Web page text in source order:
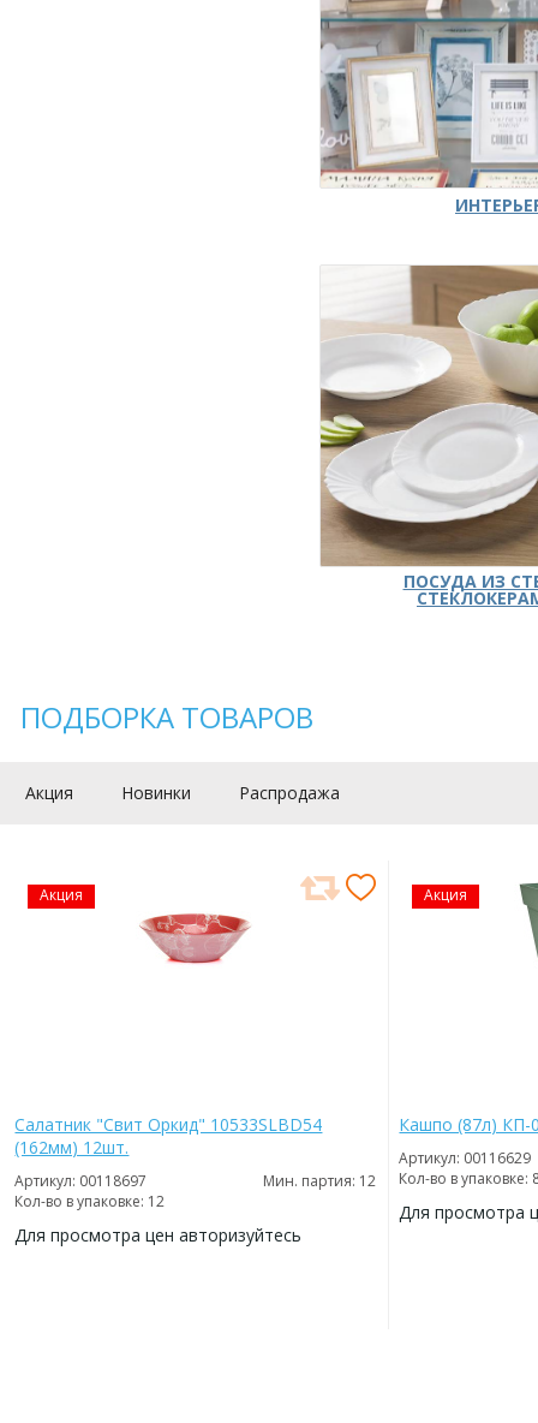
ПОСУДА ИЗ
ПОДБОРКА ТОВАРОВ
Акция Новинки Распродажа
Акция
Салатник "Свит Оркид" 10533SLBD54
(162мм) 12шт.
Артикул: 00118697
Мин. партия: 12
Кол-во в упаковке: 12
Для просмотра цен авторизуйтесь
Акция
Кашпо (87л) КП-
Артикул: 00116629
Кол-во в упаковке:
Для просмотра